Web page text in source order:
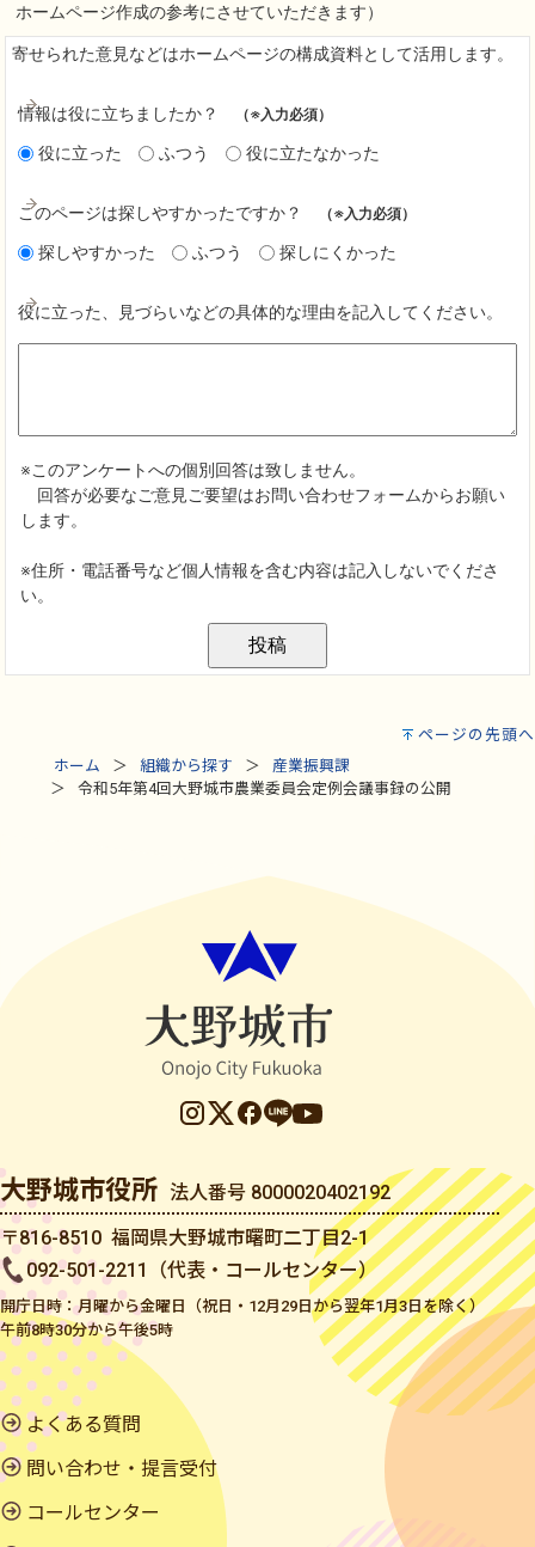
ページの先頭へ
ホーム
組織から探す
産業振興課
令和5年第4回大野城市農業委員会定例会議事録の公開
大野城市役所 法人番号 8000020402192
〒816-8510 福岡県大野城市曙町二丁目2-1
092-501-2211（代表・コールセンター）
開庁日時：月曜から金曜日（祝日・12月29日から翌年1月3日を除く）
午前8時30分から午後5時
よくある質問
問い合わせ・提言受付
コールセンター